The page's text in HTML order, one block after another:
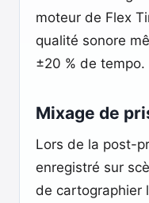
moteur de Flex
qualité sonore
±20 % de tempo.
Mixage de
Lors de la post-
enregistré sur
de cartographier